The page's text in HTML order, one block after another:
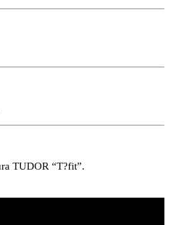
TUDOR “T?fit”.